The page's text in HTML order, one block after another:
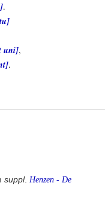
.
uni],
.
suppl. Henzen - De